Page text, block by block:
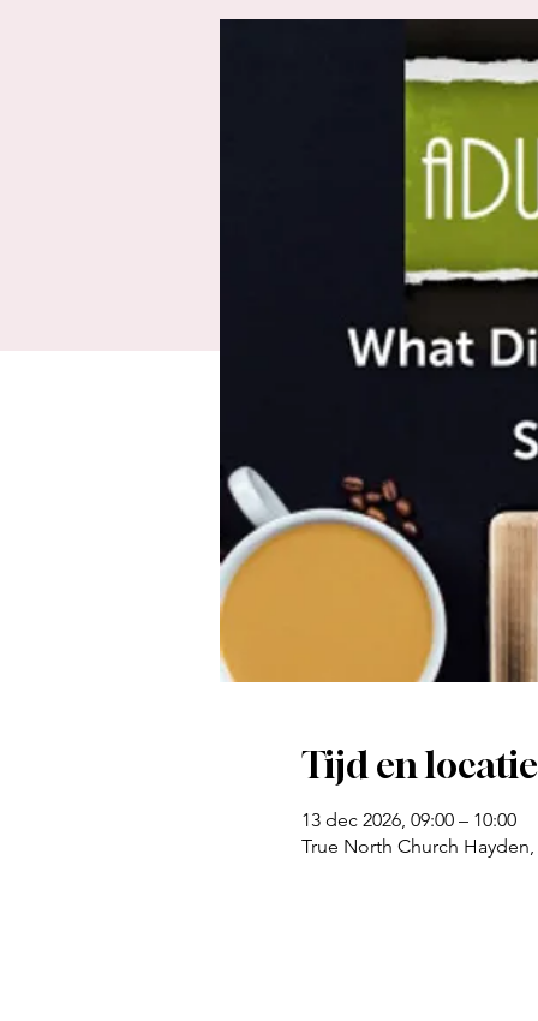
Tijd en locatie
13 dec 2026, 09:00 – 10:00
True North Church